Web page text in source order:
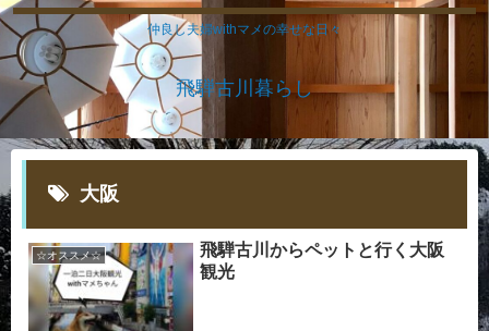
仲良し夫婦withマメの幸せな日々
飛騨古川暮らし
大阪
☆オススメ☆
飛騨古川からペットと行く大阪
観光